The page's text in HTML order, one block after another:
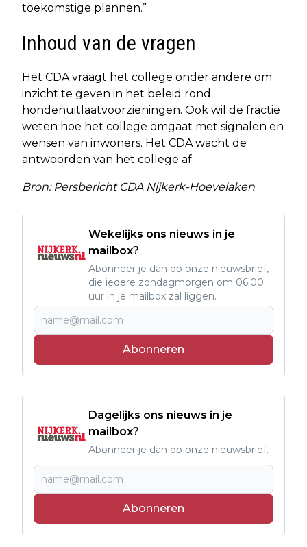
toekomstige plannen.”
Inhoud van de vragen
Het CDA vraagt het college onder andere om
inzicht te geven in het beleid rond
hondenuitlaatvoorzieningen. Ook wil de fractie
weten hoe het college omgaat met signalen en
wensen van inwoners. Het CDA wacht de
antwoorden van het college af.
Bron: Persbericht CDA Nijkerk-Hoevelaken
Wekelijks ons nieuws in je
mailbox?
Abonneer je dan op onze nieuwsbrief,
die iedere zondagmorgen om 06.00
uur in je mailbox zal liggen.
Abonneren
Dagelijks ons nieuws in je
mailbox?
Abonneer je dan op onze nieuwsbrief.
Abonneren